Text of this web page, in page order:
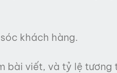
khách hàng.
bài viết, và tỷ lệ tương